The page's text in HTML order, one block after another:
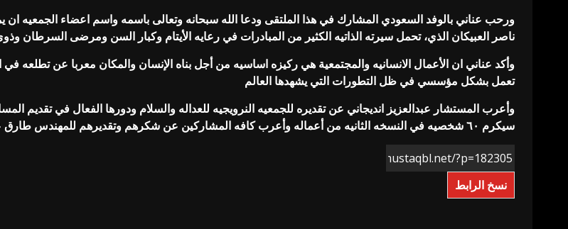
ورحب عناني بالوفد السعودي المشارك في هذا الملتقى ودعا الله سبحانه وتعالى باسمه واسم اعضاء الجمعيه ان
ناصر العبيكان الذي، تحمل سيرته الذاتيه الكثير من المبادرات في رعايه الأيتام وكبار السن ومرضى السرطان
وأكد عناني ان الأعمال الانسانيه والمجتمعية هي ركيزه اساسيه من أجل بناه الإنسان والمكان معربا عن
تعمل بشكل مؤسسي في ظل التطورات التي يشهدها العالم
وأعرب المستشار عبدالعزيز انديجاني عن تقديره للجمعيه النرويجيه للعداله والسلام ودورها الفعال في تقديم
سيكرم ٦٠ شخصيه في النسخه الثانيه من أعماله وأعرب كافه المشاركين عن شكرهم وتقديرهم للمهندس طارق عناني وما يبذله من جهود تستحق التقدير
نسخ الرابط